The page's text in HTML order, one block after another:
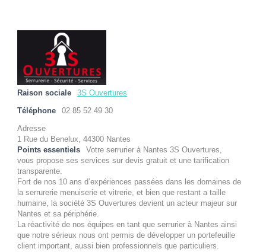
Raison sociale 3S Ouvertures
Téléphone 02 85 52 49 30
Adresse
1 Rue du Benelux, 44300 Nantes
Points essentiels
Votre serrurier à Nantes 3S Ouvertures,
vous propose ses services sur devis gratuit et une tarification
transparente.
Fort de nos 10 ans d’expériences passées dans les domaines de
la serrurerie menuiserie et vitrerie, et bien que restant a taille
humaine, la société 3S Ouvertures devient un acteur majeur sur
Nantes et sa périphérie.
La réactivité de nos équipes en tant que serrurier à Nantes ainsi
que notre sérieux nous ont permis de développer un portefeuille
client important, aussi bien professionnels que particuliers.